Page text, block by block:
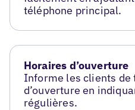
téléphone principal.
Horaires d’ouverture
Informe les clients de
d’ouverture en
régulières.